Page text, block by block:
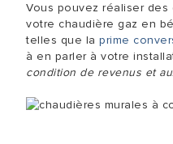
Vous pouvez réaliser
votre chaudière gaz en
telles que la prime
à en parler à votre
condition de revenus et